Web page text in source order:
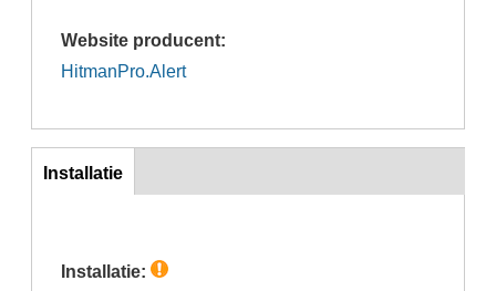
Website producent:
HitmanPro.Alert
Inst
Installatie
Installatie: